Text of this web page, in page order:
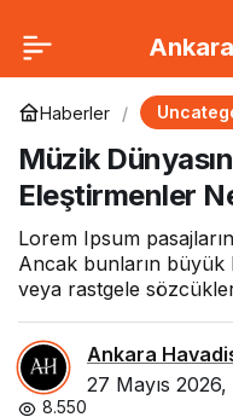
Haberler
Müzik
Eleştirmenler
Lorem Ipsum
Ancak bunların
veya rastgele
Ankara
27 Mayıs
8.550
Ünlü Çiftin Boşanma
Davası Başladı: İşte İlk
Detaylar